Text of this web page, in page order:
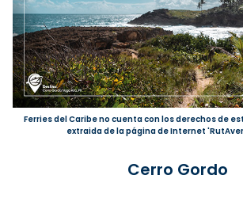
Ferries del Caribe no cuenta con los derechos de
extraida de la página de Internet
Cerro Gordo